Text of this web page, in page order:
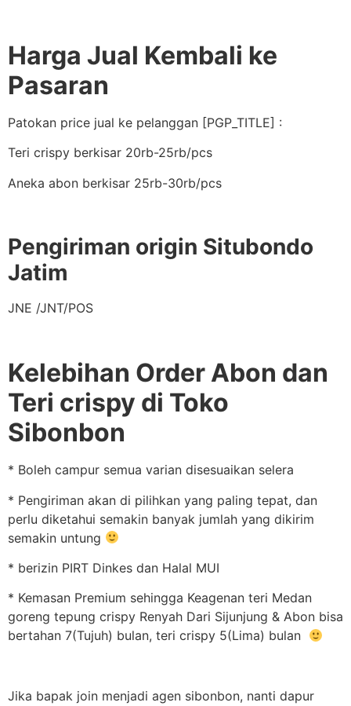
Harga Jual Kembali ke
Pasaran
Patokan price jual ke pelanggan [PGP_TITLE] :
Teri crispy berkisar 20rb-25rb/pcs
Aneka abon berkisar 25rb-30rb/pcs
Pengiriman origin Situbondo
Jatim
JNE /JNT/POS
Kelebihan Order Abon dan
Teri crispy di Toko
Sibonbon
* Boleh campur semua varian disesuaikan selera
* Pengiriman akan di pilihkan yang paling tepat, dan
perlu diketahui semakin banyak jumlah yang dikirim
semakin untung
* berizin PIRT Dinkes dan Halal MUI
* Kemasan Premium sehingga Keagenan teri Medan
goreng tepung crispy Renyah Dari Sijunjung & Abon bisa
bertahan 7(Tujuh) bulan, teri crispy 5(Lima) bulan
Jika bapak join menjadi agen sibonbon, nanti dapur